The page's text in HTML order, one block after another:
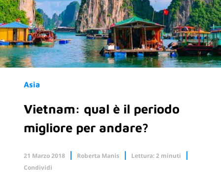
Asia
Vietnam: qual è il periodo
migliore per andare?
21 Marzo 2018 Roberta Manis
Lettura: 2 minuti
Condividi